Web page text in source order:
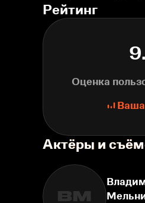
Рейтинг
Оценка
Ваша
Актёры и
ВМ